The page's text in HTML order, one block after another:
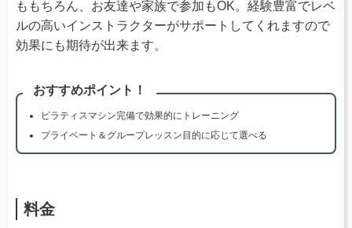
ももちろん、お友達や家族で参加もOK。経験豊富でレベ
ルの高いインストラクターがサポートしてくれますので
効果にも期待が出来ます。
おすすめポイント！
ピラティスマシン完備で効果的にトレーニング
プライベート＆グループレッスン目的に応じて選べる
料金